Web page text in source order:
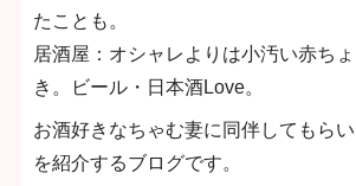
たことも。
居酒屋：オシャレよりは小汚い赤ち
き。ビール・日本酒Love。
お酒好きなちゃむ妻に同伴してもら
を紹介するブログです。